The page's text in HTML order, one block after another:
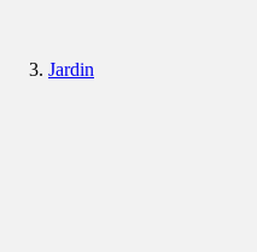
Jardin